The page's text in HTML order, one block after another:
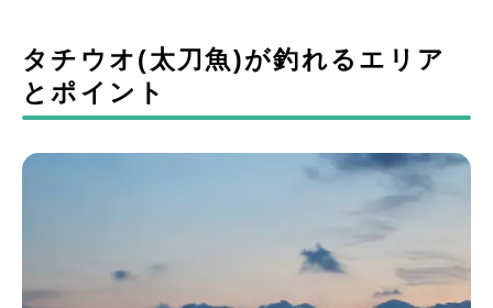
タチウオ(太刀魚)が釣れるエリア
とポイント